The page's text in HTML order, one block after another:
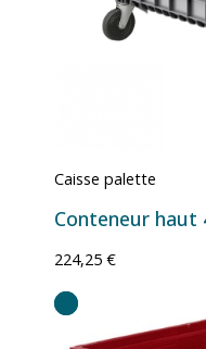
Caisse palette
224,25 €